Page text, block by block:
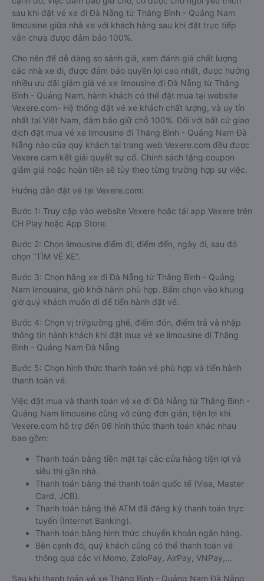
sau khi đặt vé xe đi Đà Nẵng từ Thăng Bình - Quảng Nam
limousine giữa nhà xe với khách hàng sau khi đặt trực tiếp
vẫn chưa được đảm bảo 100%.
Cho nên để dễ dàng so sánh giá, xem đánh giá chất lượng
các nhà xe đi, được đảm bảo quyền lợi cao nhất, được hưởng
nhiều ưu đãi giảm giá vé xe limousine đi Đà Nẵng từ Thăng
Bình - Quảng Nam, hành khách có thể đặt mua tại website
Vexere.com- Hệ thống đặt vé xe khách chất lượng, và uy tín
nhất tại Việt Nam, đảm bảo giữ chỗ 100%. Đối với bất cứ giao
dịch đặt mua vé xe limousine đi Thăng Bình - Quảng Nam Đà
Nẵng nào của quý khách tại trang web Vexere.com đều được
Vexere cam kết giải quyết sự cố. Chính sách tặng coupon
giảm giá hoặc hoàn tiền sẽ tùy theo từng trường hợp sự việc.
Hướng dẫn đặt vé tại Vexere.com:
Bước 1: Truy cập vào website Vexere hoặc tải app Vexere trên
CH Play hoặc App Store.
Bước 2: Chọn limousine điểm đi, điểm đến, ngày đi, sau đó
chọn “TÌM VÉ XE”.
Bước 3: Chọn hãng xe đi Đà Nẵng từ Thăng Bình - Quảng
Nam limousine, giờ khởi hành phù hợp. Bấm chọn vào khung
giờ quý khách muốn đi để tiến hành đặt vé.
Bước 4: Chọn vị trí/giường ghế, điểm đón, điểm trả và nhập
thông tin hành khách khi đặt mua vé xe limousine đi Thăng
Bình - Quảng Nam Đà Nẵng
Bước 5: Chọn hình thức thanh toán vé phù hợp và tiến hành
thanh toán vé.
Việc đặt mua và thanh toán vé xe đi Đà Nẵng từ Thăng Bình -
Quảng Nam limousine cũng vô cùng đơn giản, tiện lợi khi
Vexere.com hỗ trợ đến 06 hình thức thanh toán khác nhau
bao gồm:
Thanh toán bằng tiền mặt tại các cửa hàng tiện lợi và
siêu thị gần nhà.
Thanh toán bằng thẻ thanh toán quốc tế (Visa, Master
Card, JCB).
Thanh toán bằng thẻ ATM đã đăng ký thanh toán trực
tuyến (Internet Banking).
Thanh toán bằng hình thức chuyển khoản ngân hàng.
Bên cạnh đó, quý khách cũng có thể thanh toán vé
thông qua các ví Momo, ZaloPay, AirPay, VNPay,…
Sau khi thanh toán vé xe Thăng Bình - Quảng Nam Đà Nẵng